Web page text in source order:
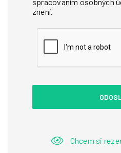
znení.
Chcem si